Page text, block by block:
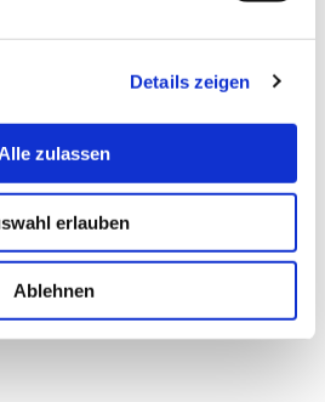
Details zeigen
zulassen
erlauben
Ablehnen